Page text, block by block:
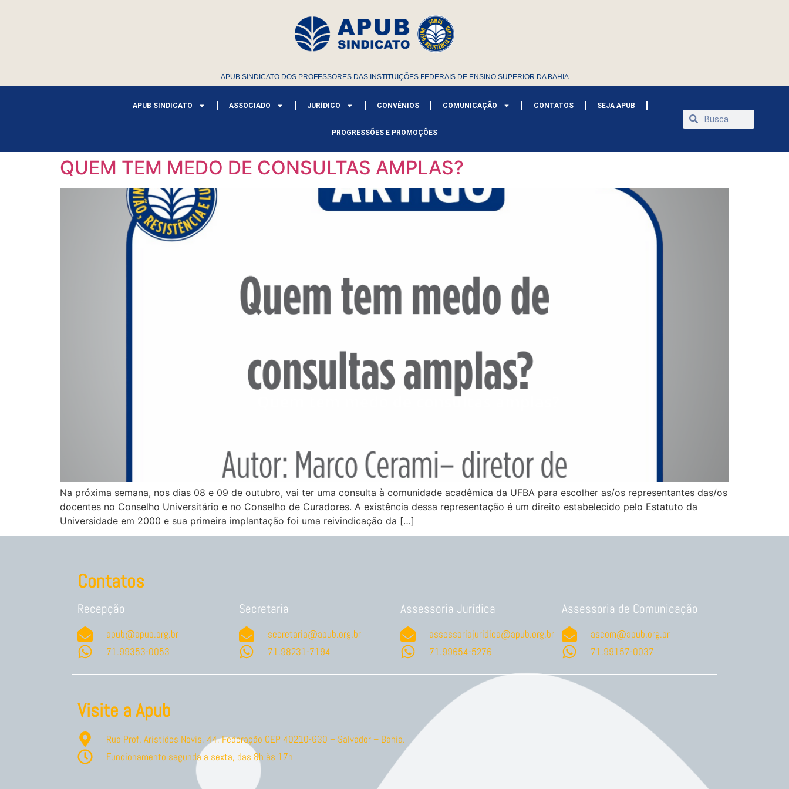
APUB SINDICATO DOS PROFESSORES DAS INSTITUIÇÕES FEDERAIS DE ENSINO SUPERIOR DA BAHIA
APUB SINDICATO ASSOCIADO JURÍDICO CONVÊNIOS COMUNICAÇÃO CONTATOS SEJA APUB
PROGRESSÕES E PROMOÇÕES
QUEM TEM MEDO DE CONSULTAS AMPLAS?
Na próxima semana, nos dias 08 e 09 de outubro, vai ter uma consulta à comunidade acadêmica da UFBA para escolher as/os representantes das/os
docentes no Conselho Universitário e no Conselho de Curadores. A existência dessa representação é um direito estabelecido pelo Estatuto da
Universidade em 2000 e sua primeira implantação foi uma reivindicação da […]
Contatos
Recepção
apub@apub.org.br
71.99353-0053
Secretaria
secretaria@apub.org.br
71.98231-7194
Assessoria Jurídica
assessoriajuridica@apub.org.br
71.99654-5276
Assessoria de Comunicação
ascom@apub.org.br
71.99157-0037
Visite a Apub
Rua Prof. Aristides Novis, 44, Federação CEP 40210-630 – Salvador – Bahia.
Funcionamento segunda a sexta, das 8h às 17h